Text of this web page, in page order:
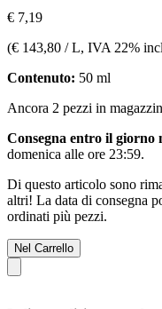
€ 7,19
(€ 143,80 / L, IVA 22%
Contenuto: 50 ml
Ancora 2 pezzi in
Consegna entro il giorno
domenica alle ore 23:59.
Di questo articolo sono
altri! La data di consegna
ordinati più pezzi.
Nel Carrello